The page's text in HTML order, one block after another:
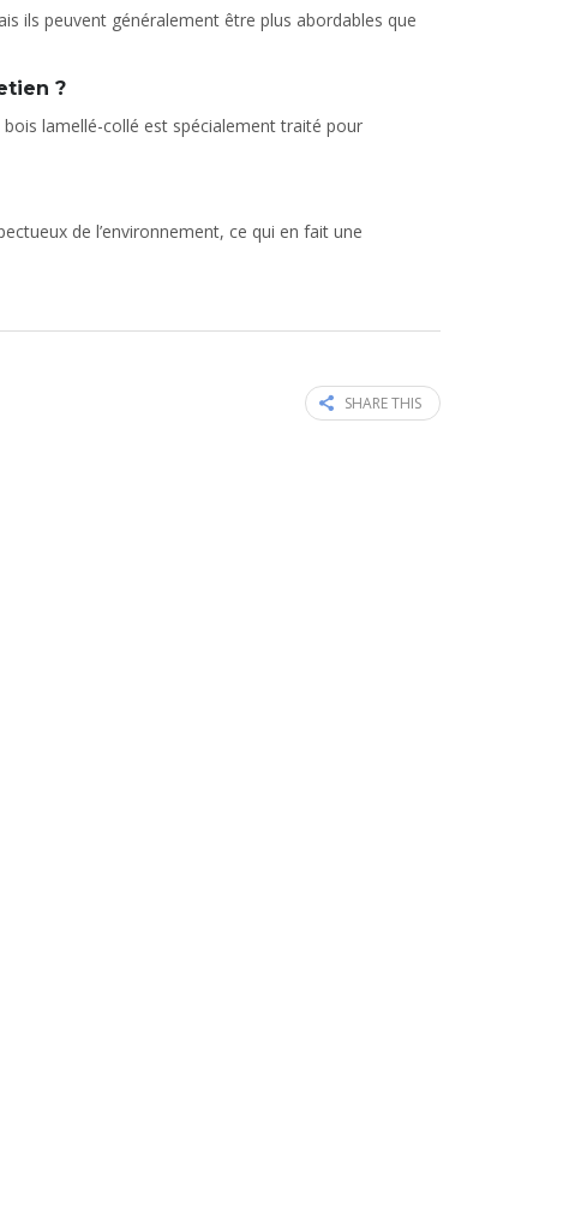
ils peuvent généralement être plus abordables que
?
bois lamellé-collé est spécialement traité pour
de l’environnement, ce qui en fait une
SHARE THIS